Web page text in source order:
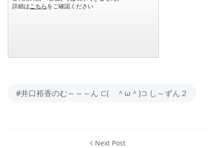
#井口裕香のむ～～～ん ⊂( ＾ω＾)⊃ し～ずん２
Next Post